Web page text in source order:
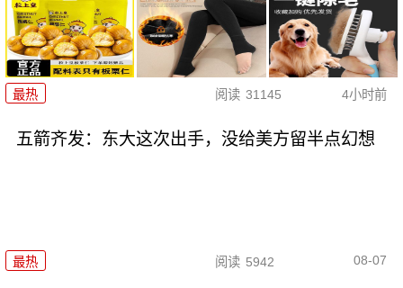
最热 阅读 31145 4小时前
五箭齐发：东大这次出手，没给美方留半点幻想
最热 阅读 5942 08-07